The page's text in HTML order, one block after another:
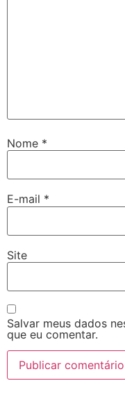
Nome *
E-mail *
Site
Salvar meus dados
que eu comentar.